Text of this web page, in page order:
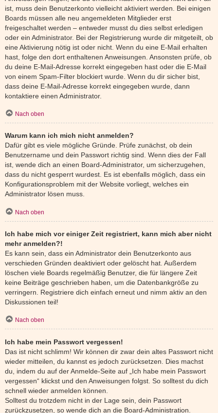
ist, muss dein Benutzerkonto vielleicht aktiviert werden. Bei einigen
Boards müssen alle neu angemeldeten Mitglieder erst
freigeschaltet werden – entweder musst du dies selbst erledigen
oder ein Administrator. Bei der Registrierung wurde dir mitgeteilt, ob
eine Aktivierung nötig ist oder nicht. Wenn du eine E-Mail erhalten
hast, folge den dort enthaltenen Anweisungen. Ansonsten prüfe, ob
du deine E-Mail-Adresse korrekt eingegeben hast oder die E-Mail
von einem Spam-Filter blockiert wurde. Wenn du dir sicher bist,
dass deine E-Mail-Adresse korrekt eingegeben wurde, dann
kontaktiere einen Administrator.
Nach oben
Warum kann ich mich nicht anmelden?
Dafür gibt es viele mögliche Gründe. Prüfe zunächst, ob dein
Benutzername und dein Passwort richtig sind. Wenn dies der Fall
ist, wende dich an einen Board-Administrator, um sicherzugehen,
dass du nicht gesperrt wurdest. Es ist ebenfalls möglich, dass ein
Konfigurationsproblem mit der Website vorliegt, welches ein
Administrator lösen muss.
Nach oben
Ich habe mich vor einiger Zeit registriert, kann mich aber nicht
mehr anmelden?!
Es kann sein, dass ein Administrator dein Benutzerkonto aus
verschieden Gründen deaktiviert oder gelöscht hat. Außerdem
löschen viele Boards regelmäßig Benutzer, die für längere Zeit
keine Beiträge geschrieben haben, um die Datenbankgröße zu
verringern. Registriere dich einfach erneut und nimm aktiv an den
Diskussionen teil!
Nach oben
Ich habe mein Passwort vergessen!
Das ist nicht schlimm! Wir können dir zwar dein altes Passwort nicht
wieder mitteilen, du kannst es jedoch zurücksetzen. Dies machst
du, indem du auf der Anmelde-Seite auf „Ich habe mein Passwort
vergessen“ klickst und den Anweisungen folgst. So solltest du dich
schnell wieder anmelden können.
Solltest du trotzdem nicht in der Lage sein, dein Passwort
zurückzusetzen, so wende dich an die Board-Administration.